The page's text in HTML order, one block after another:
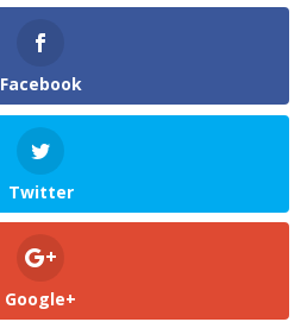
Facebook
Twitter
Google+